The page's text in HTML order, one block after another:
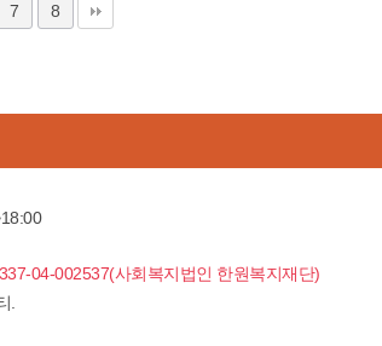
7 8
04-002537(사회복지법인 한원복지재단)
.